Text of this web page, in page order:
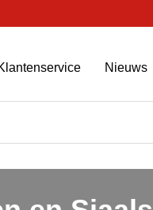
Nieuws